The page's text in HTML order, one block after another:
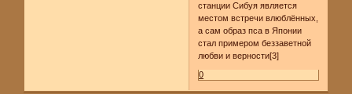
станции Сибуя является
местом встречи влюблённых,
а сам образ пса в Японии
стал примером беззаветной
любви и верности[3]
0